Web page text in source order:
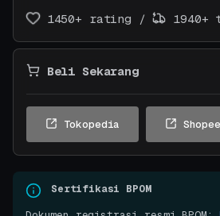
1450+ rating /
Beli Sekarang
Tokopedia Shopee
Sertifikasi BPOM